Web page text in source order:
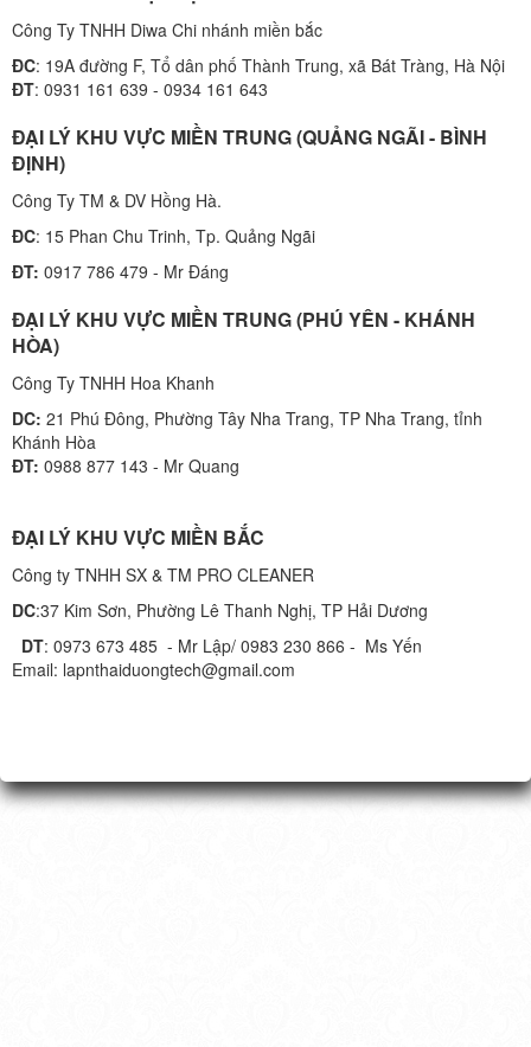
Công Ty TNHH Diwa Chi nhánh miền bắc
ĐC: 19A đường F, Tổ dân phố Thành Trung, xã Bát Tràng, Hà Nội
ĐT: 0931 161 639 - 0934 161 643
ĐẠI LÝ KHU VỰC MIỀN TRUNG (QUẢNG NGÃI - BÌNH
ĐỊNH)
Công Ty TM & DV Hồng Hà.
ĐC: 15 Phan Chu Trinh, Tp. Quảng Ngãi
ĐT: 0917 786 479 - Mr Đáng
ĐẠI LÝ KHU VỰC MIỀN TRUNG (PHÚ YÊN - KHÁNH
HÒA)
Công Ty TNHH Hoa Khanh
DC: 21 Phú Đông, Phường Tây Nha Trang, TP Nha Trang, tỉnh
Khánh Hòa
ĐT: 0988 877 143 - Mr Quang
ĐẠI LÝ KHU VỰC MIỀN BẮC
Công ty TNHH SX & TM PRO CLEANER
DC:37 Kim Sơn, Phường Lê Thanh Nghị, TP Hải Dương
DT: 0973 673 485 - Mr Lập/ 0983 230 866 - Ms Yến
Email: lapnthaiduongtech@gmail.com